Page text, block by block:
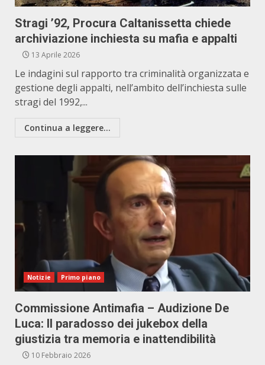
Stragi ’92, Procura Caltanissetta chiede
archiviazione inchiesta su mafia e appalti
13 Aprile 2026
Le indagini sul rapporto tra criminalità organizzata e
gestione degli appalti, nell’ambito dell’inchiesta sulle
stragi del 1992,...
Continua a leggere...
Notizie Primo piano
Commissione Antimafia – Audizione De
Luca: Il paradosso dei jukebox della
giustizia tra memoria e inattendibilità
10 Febbraio 2026